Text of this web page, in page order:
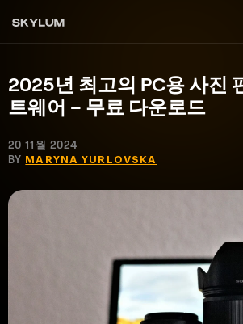
2025년 최고의 PC용 사진
트웨어 – 무료 다운로드
20 11월 2024
BY MARYNA YURLOVSKA